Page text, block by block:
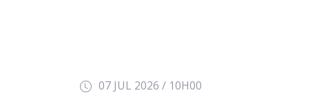
07 JUL 2026 / 10H00